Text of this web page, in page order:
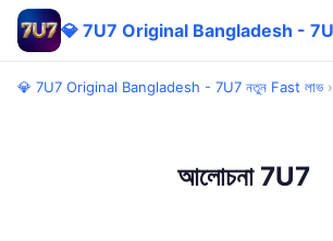
💎 7U7 Original Bangladesh - 7U7 নতুন Fast লাভ›
আলোচনা 7U7